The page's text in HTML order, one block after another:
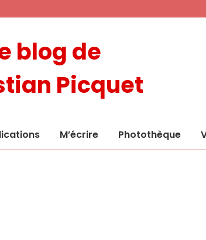
blog de
Picquet
M’écrire Photothèque